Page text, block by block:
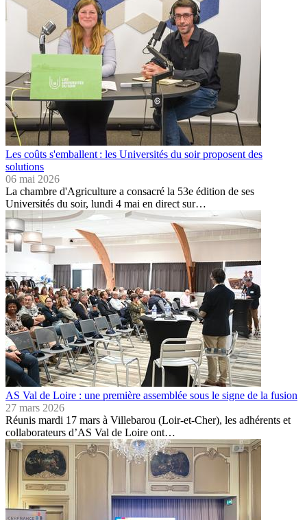
Les coûts s'emballent : les Universités du soir proposent des
solutions
06 mai 2026
La chambre d'Agriculture a consacré la 53e édition de ses
Universités du soir, lundi 4 mai en direct sur…
AS Val de Loire : une première assemblée sous le signe de la fusion
27 mars 2026
Réunis mardi 17 mars à Villebarou (Loir-et-Cher), les adhérents et
collaborateurs d’AS Val de Loire ont…